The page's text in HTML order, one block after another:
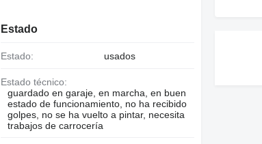
Estado
Estado: usados
Estado técnico:
guardado en garaje, en marcha, en buen
estado de funcionamiento, no ha recibido
golpes, no se ha vuelto a pintar, necesita
trabajos de carrocería